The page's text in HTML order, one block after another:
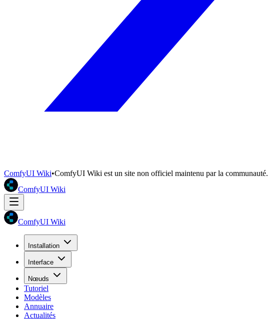
ComfyUI Wiki•ComfyUI Wiki est un site non officiel maintenu par la communauté.
ComfyUI Wiki
ComfyUI Wiki
Installation
Interface
Nœuds
Tutoriel
Modèles
Annuaire
Actualités